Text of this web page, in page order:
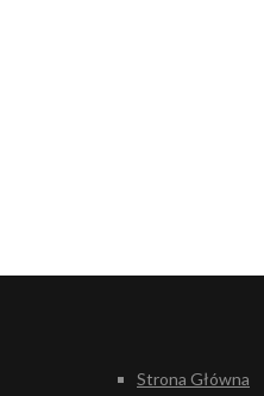
Strona Główna